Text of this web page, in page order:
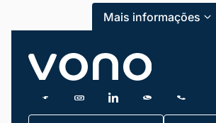
Mais informações